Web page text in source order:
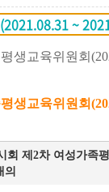
~
생교육위원회
생교육위원회
회 제2차 여성가족
의